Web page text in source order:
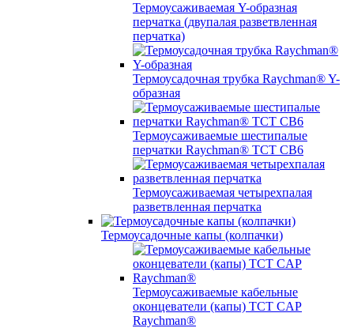
Термоусаживаемая Y-образная
перчатка (двупалая разветвленная
перчатка)
Термоусадочная трубка Raychman® Y-
образная
Термоусаживаемые шестипалые
перчатки Raychman® ТСТ СВ6
Термоусаживаемая четырехпалая
разветвленная перчатка
Термоусадочные капы (колпачки)
Термоусаживаемые кабельные
оконцеватели (капы) ТCT CAP
Raychman®